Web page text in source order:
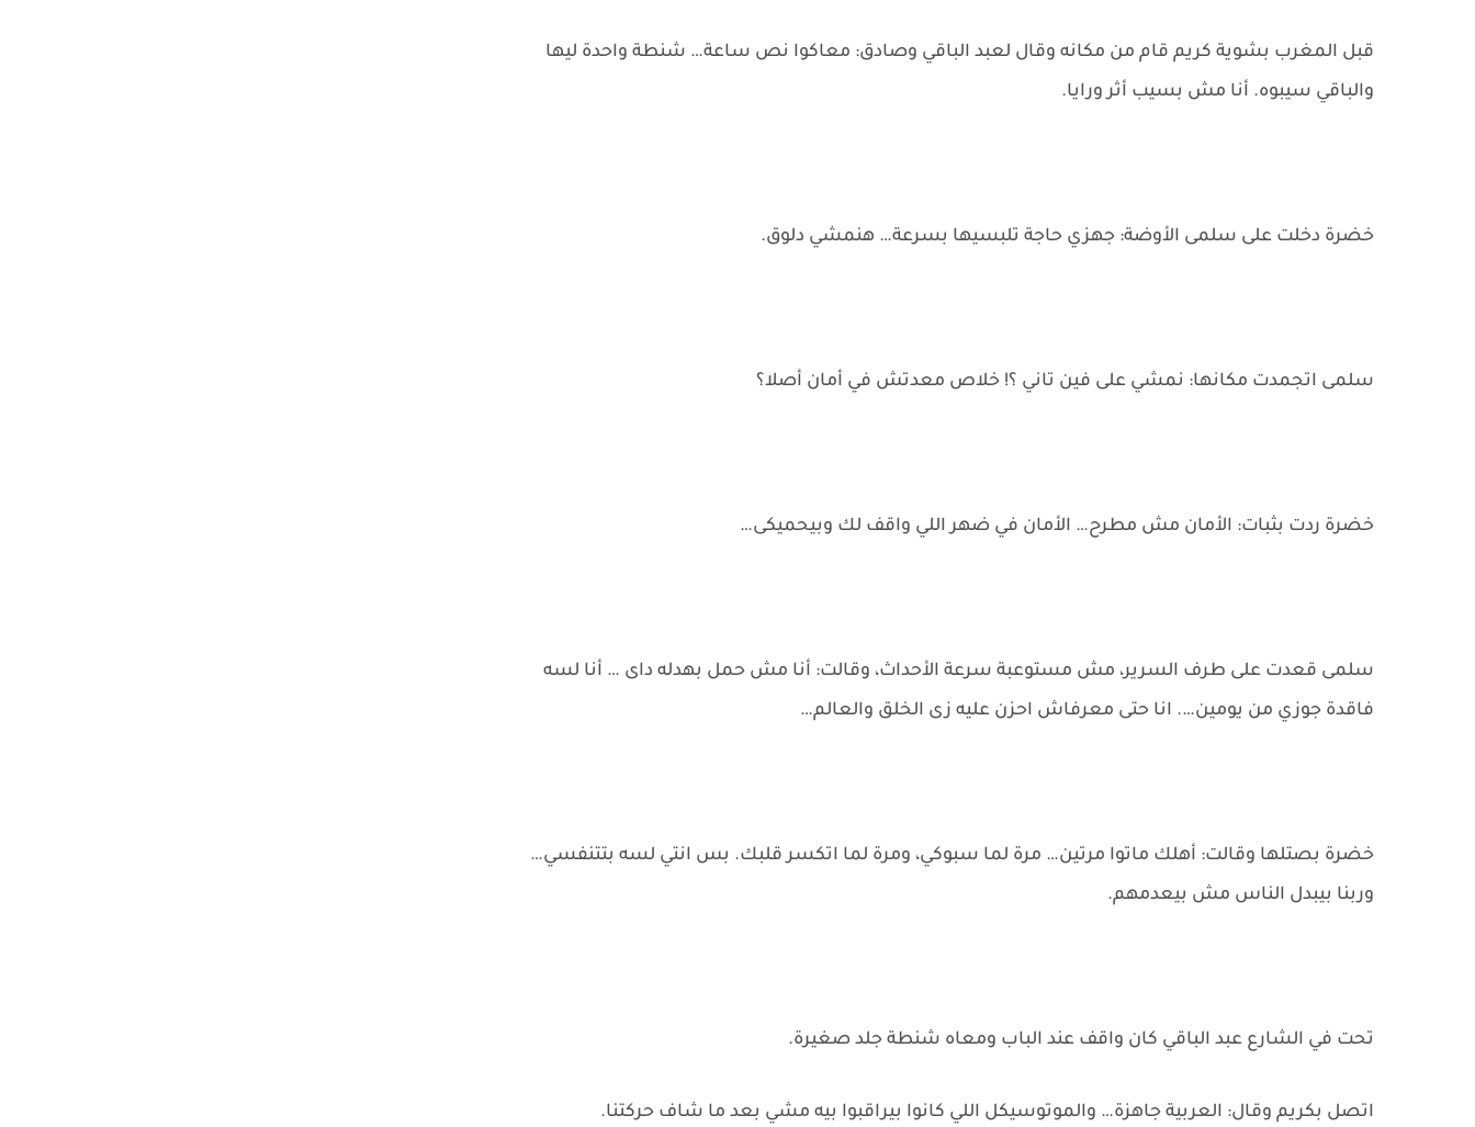
قبل المغرب بشوية كريم قام من مكانه وقال لعبد الباقي وصادق: معاكوا نص ساعة… شنطة واحدة ليها
والباقي سيبوه. أنا مش بسيب أثر ورايا.
خضرة دخلت على سلمى الأوضة: جهزي حاجة تلبسيها بسرعة… هنمشي دلوق.
سلمى اتجمدت مكانها: نمشي على فين تاني ؟! خلاص معدتش في أمان أصلا؟
خضرة ردت بثبات: الأمان مش مطرح… الأمان في ضهر اللي واقف لك وبيحميكى…
سلمى قعدت على طرف السرير، مش مستوعبة سرعة الأحداث، وقالت: أنا مش حمل بهدله داى … أنا لسه
فاقدة جوزي من يومين…. انا حتى معرفاش احزن عليه زى الخلق والعالم…
خضرة بصتلها وقالت: أهلك ماتوا مرتين… مرة لما سبوكي، ومرة لما اتكسر قلبك. بس انتي لسه بتتنفسي…
وربنا بيبدل الناس مش بيعدمهم.
تحت في الشارع عبد الباقي كان واقف عند الباب ومعاه شنطة جلد صغيرة.
اتصل بكريم وقال: العربية جاهزة… والموتوسيكل اللي كانوا بيراقبوا بيه مشي بعد ما شاف حركتنا.